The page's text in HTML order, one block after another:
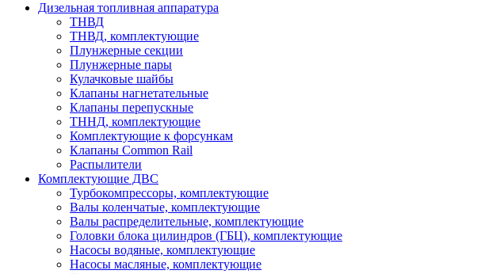
Дизельная топливная аппаратура
ТНВД
ТНВД, комплектующие
Плунжерные секции
Плунжерные пары
Кулачковые шайбы
Клапаны нагнетательные
Клапаны перепускные
ТННД, комплектующие
Комплектующие к форсункам
Клапаны Common Rail
Распылители
Комплектующие ДВС
Турбокомпрессоры, комплектующие
Валы коленчатые, комплектующие
Валы распределительные, комплектующие
Головки блока цилиндров (ГБЦ), комплектующие
Насосы водяные, комплектующие
Насосы масляные, комплектующие